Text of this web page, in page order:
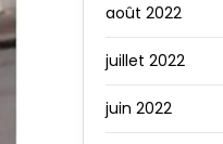
août 2022
juillet 2022
juin 2022